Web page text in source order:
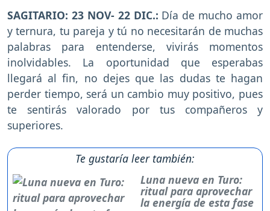
SAGITARIO: 23 NOV- 22 DIC.: Día de mucho amor
y ternura, tu pareja y tú no necesitarán de muchas
palabras para entenderse, vivirás momentos
inolvidables. La oportunidad que esperabas
llegará al fin, no dejes que las dudas te hagan
perder tiempo, será un cambio muy positivo, pues
te sentirás valorado por tus compañeros y
superiores.
Te gustaría leer también:
Luna nueva en Turo:
ritual para aprovechar
la energía de esta fase